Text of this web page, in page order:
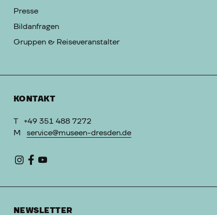
Presse
Bildanfragen
Gruppen & Reiseveranstalter
KONTAKT
T
+49 351 488 7272
M
service@museen-dresden.de
NEWSLETTER